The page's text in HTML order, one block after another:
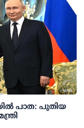
പാത: പുതിയ